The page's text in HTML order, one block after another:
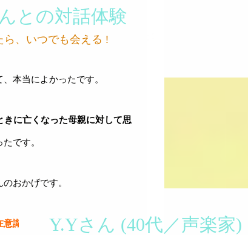
ありがとうございました !
との対話体験
、いつでも会える !
本当によかったです。
きに亡くなった母親に対して思
です。
おかげです。
意識を開かしてくれて、思って
Y.Yさん (40代／声楽家)